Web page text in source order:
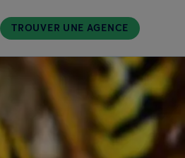
TROUVER UNE AGENCE